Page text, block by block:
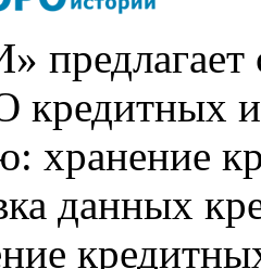
хранение
данных